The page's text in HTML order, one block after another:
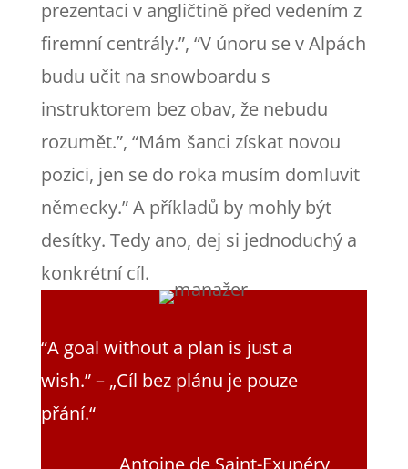
prezentaci v angličtině před vedením z
firemní centrály.”, “V únoru se v Alpách
budu učit na snowboardu s
instruktorem bez obav, že nebudu
rozumět.”, “Mám šanci získat novou
pozici, jen se do roka musím domluvit
německy.” A příkladů by mohly být
desítky. Tedy ano, dej si jednoduchý a
konkrétní cíl.
“A goal without a plan is just a
wish.” – „Cíl bez plánu je pouze
přání.“